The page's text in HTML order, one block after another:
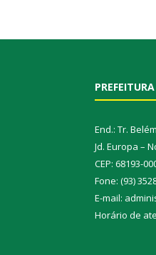
End.: Tr.
Jd. Europa –
CEP: 68193-
Fone: (93)
E-mail:
Horário de